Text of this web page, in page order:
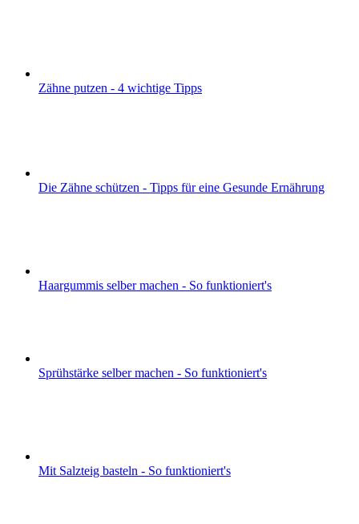
Zähne putzen - 4 wichtige Tipps
Die Zähne schützen - Tipps für eine Gesunde Ernährung
Haargummis selber machen - So funktioniert's
Sprühstärke selber machen - So funktioniert's
Mit Salzteig basteln - So funktioniert's